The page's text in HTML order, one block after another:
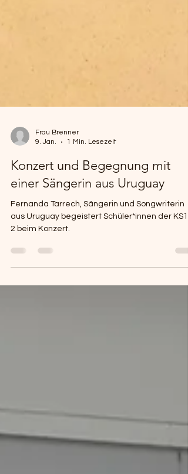
Frau Brenner
9. Jan.
1 Min. Lesezeit
Konzert und Begegnung mit
einer Sängerin aus Uruguay
aus Uruguay begeistert Schüler*innen der KS1
2 beim Konzert.